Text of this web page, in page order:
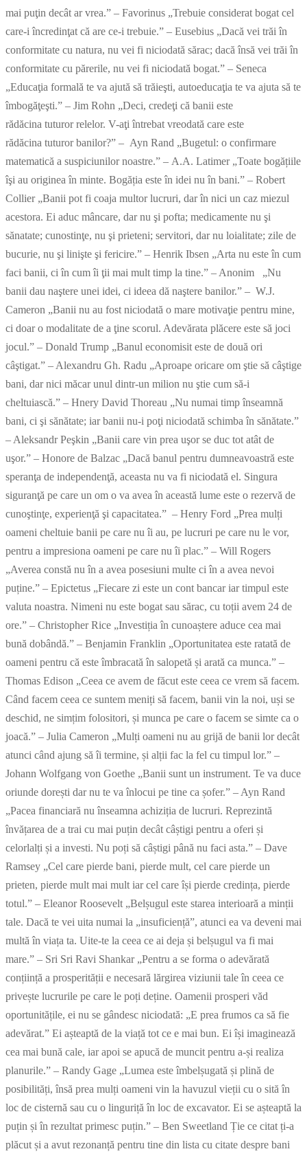
mai puţin decât ar vrea.” – Favorinus „Trebuie considerat bogat cel
care-i încredinţat că are ce-i trebuie.” – Eusebius „Dacă vei trăi în
conformitate cu natura, nu vei fi niciodată sărac; dacă însă vei trăi în
conformitate cu părerile, nu vei fi niciodată bogat.” – Seneca
„Educaţia formală te va ajută să trăieşti, autoeducaţia te va ajuta să te
îmbogăţeşti.” – Jim Rohn „Deci, credeţi că banii este
rădăcina tuturor relelor. V-aţi întrebat vreodată care este
rădăcina tuturor banilor?” – Ayn Rand „Bugetul: o confirmare
matematică a suspiciunilor noastre.” – A.A. Latimer „Toate bogățiile
îşi au originea în minte. Bogăția este în idei nu în bani.” – Robert
Collier „Banii pot fi coaja multor lucruri, dar în nici un caz miezul
acestora. Ei aduc mâncare, dar nu şi pofta; medicamente nu şi
sănatate; cunostinţe, nu şi prieteni; servitori, dar nu loialitate; zile de
bucurie, nu şi linişte şi fericire.” – Henrik Ibsen „Arta nu este în cum
faci banii, ci în cum îi ţii mai mult timp la tine.” – Anonim „Nu
banii dau naştere unei idei, ci ideea dă naştere banilor.” – W.J.
Cameron „Banii nu au fost niciodată o mare motivaţie pentru mine,
ci doar o modalitate de a ţine scorul. Adevărata plăcere este să joci
jocul.” – Donald Trump „Banul economisit este de două ori
câştigat.” – Alexandru Gh. Radu „Aproape oricare om ştie să câştige
bani, dar nici măcar unul dintr-un milion nu ştie cum să-i
cheltuiască.” – Hnery David Thoreau „Nu numai timp înseamnă
bani, ci şi sănătate; iar banii nu-i poţi niciodată schimba în sănătate.”
– Aleksandr Peşkin „Banii care vin prea uşor se duc tot atât de
uşor.” – Honore de Balzac „Dacă banul pentru dumneavoastră este
speranţa de independenţă, aceasta nu va fi niciodată el. Singura
siguranţă pe care un om o va avea în această lume este o rezervă de
cunoştinţe, experienţă şi capacitatea.” – Henry Ford „Prea mulți
oameni cheltuie banii pe care nu îi au, pe lucruri pe care nu le vor,
pentru a impresiona oameni pe care nu îi plac.” – Will Rogers
„Averea constă nu în a avea posesiuni multe ci în a avea nevoi
puține.” – Epictetus „Fiecare zi este un cont bancar iar timpul este
valuta noastra. Nimeni nu este bogat sau sărac, cu toții avem 24 de
ore.” – Christopher Rice „Investiția în cunoaștere aduce cea mai
bună dobândă.” – Benjamin Franklin „Oportunitatea este ratată de
oameni pentru că este îmbracată în salopetă și arată ca munca.” –
Thomas Edison „Ceea ce avem de făcut este ceea ce vrem să facem.
Când facem ceea ce suntem meniți să facem, banii vin la noi, uși se
deschid, ne simțim folositori, și munca pe care o facem se simte ca o
joacă.” – Julia Cameron „Mulți oameni nu au grijă de banii lor decât
atunci când ajung să îi termine, și alții fac la fel cu timpul lor.” –
Johann Wolfgang von Goethe „Banii sunt un instrument. Te va duce
oriunde dorești dar nu te va înlocui pe tine ca șofer.” – Ayn Rand
„Pacea financiară nu înseamna achiziția de lucruri. Reprezintă
învățarea de a trai cu mai puțin decât câștigi pentru a oferi și
celorlalți și a investi. Nu poți să câștigi până nu faci asta.” – Dave
Ramsey „Cel care pierde bani, pierde mult, cel care pierde un
prieten, pierde mult mai mult iar cel care își pierde credința, pierde
totul.” – Eleanor Roosevelt „Belșugul este starea interioară a minții
tale. Dacă te vei uita numai la „insuficiență”, atunci ea va deveni mai
multă în viața ta. Uite-te la ceea ce ai deja și belșugul va fi mai
mare.” – Sri Sri Ravi Shankar „Pentru a se forma o adevărată
conțiință a prosperității e necesară lărgirea viziunii tale în ceea ce
privește lucrurile pe care le poți deține. Oamenii prosperi văd
oportunitățile, ei nu se gândesc niciodată: „E prea frumos ca să fie
adevărat.” Ei așteaptă de la viață tot ce e mai bun. Ei își imaginează
cea mai bună cale, iar apoi se apucă de muncit pentru a-și realiza
planurile.” – Randy Gage „Lumea este îmbelșugată și plină de
posibilități, însă prea mulți oameni vin la havuzul vieții cu o sită în
loc de cisternă sau cu o linguriță în loc de excavator. Ei se așteaptă la
puțin și în rezultat primesc puțin.” – Ben Sweetland Ție ce citat ți-a
plăcut și a avut rezonanță pentru tine din lista cu citate despre bani